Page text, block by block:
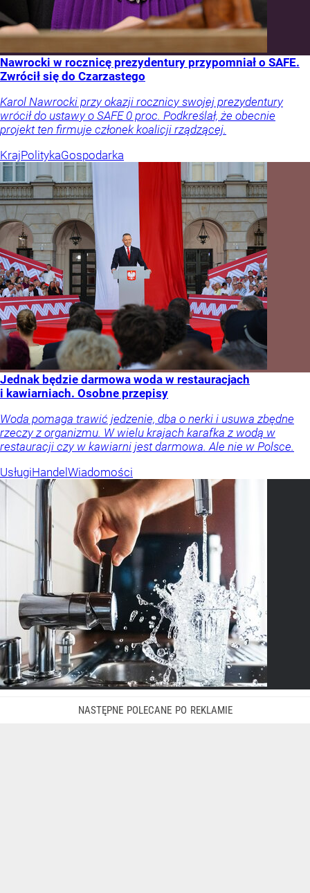
Nawrocki w rocznicę prezydentury przypomniał o SAFE.
Zwrócił się do Czarzastego
Karol Nawrocki przy okazji rocznicy swojej prezydentury
wrócił do ustawy o SAFE 0 proc. Podkreślał, że obecnie
projekt ten firmuje członek koalicji rządzącej.
KrajPolitykaGospodarka
Jednak będzie darmowa woda w restauracjach
i kawiarniach. Osobne przepisy
Woda pomaga trawić jedzenie, dba o nerki i usuwa zbędne
rzeczy z organizmu. W wielu krajach karafka z wodą w
restauracji czy w kawiarni jest darmowa. Ale nie w Polsce.
UsługiHandelWiadomości